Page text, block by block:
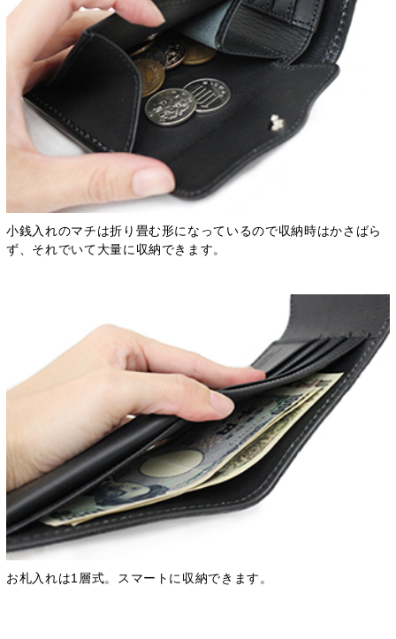
小銭入れのマチは折り畳む形になっているので収納時はかさばら
ず、それでいて大量に収納できます。
お札入れは1層式。スマートに収納できます。